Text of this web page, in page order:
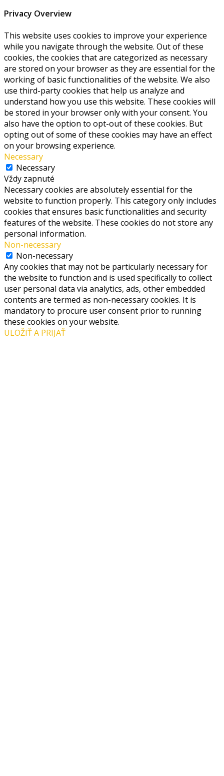
Privacy Overview
This website uses cookies to improve your experience
while you navigate through the website. Out of these
cookies, the cookies that are categorized as necessary
are stored on your browser as they are essential for the
working of basic functionalities of the website. We also
use third-party cookies that help us analyze and
understand how you use this website. These cookies will
be stored in your browser only with your consent. You
also have the option to opt-out of these cookies. But
opting out of some of these cookies may have an effect
on your browsing experience.
Necessary
Necessary
Vždy zapnuté
Necessary cookies are absolutely essential for the
website to function properly. This category only includes
cookies that ensures basic functionalities and security
features of the website. These cookies do not store any
personal information.
Non-necessary
Non-necessary
Any cookies that may not be particularly necessary for
the website to function and is used specifically to collect
user personal data via analytics, ads, other embedded
contents are termed as non-necessary cookies. It is
mandatory to procure user consent prior to running
these cookies on your website.
ULOŽIŤ A PRIJAŤ